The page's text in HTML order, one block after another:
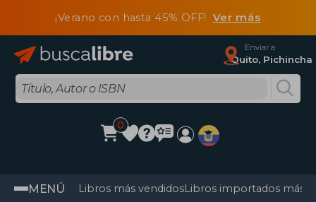
¡Verano con hasta 45% OFF! Ver más
Enviar a
Quito, Pichincha
0
MENÚ Libros más vendidosLibros importados más